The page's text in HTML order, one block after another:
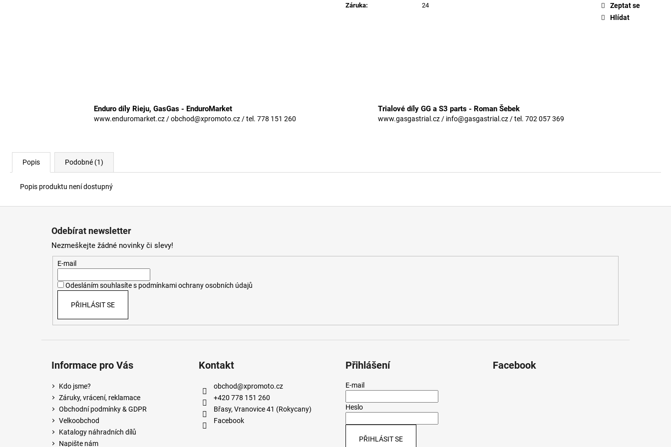
Záruka: 24
Zeptat se
Hlídat
Enduro díly Rieju, GasGas - EnduroMarket
www.enduromarket.cz / obchod@xpromoto.cz / tel. 778 151 260
Trialové díly GG a S3 parts - Roman Šebek
www.gasgastrial.cz / info@gasgastrial.cz / tel. 702 057 369
Popis Podobné (1)
Popis produktu není dostupný
Odebírat newsletter
Nezmeškejte žádné novinky či slevy!
E-mail
Odesláním souhlasíte s podmínkami ochrany osobních údajů
PŘIHLÁSIT SE
Informace pro Vás
Kdo jsme?
Záruky, vrácení, reklamace
Obchodní podmínky & GDPR
Velkoobchod
Katalogy náhradních dílů
Napište nám
Kontakt
obchod@xpromoto.cz
+420 778 151 260
Břasy, Vranovice 41 (Rokycany)
Facebook
Přihlášení
E-mail
Heslo
PŘIHLÁSIT SE
Facebook